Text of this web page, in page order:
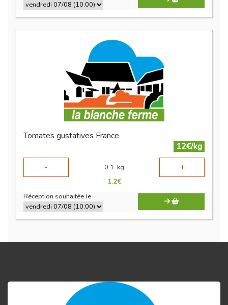
Tomates gustatives France
12€/kg
-
0.1 kg +
1.2€
Réception souhaitée le